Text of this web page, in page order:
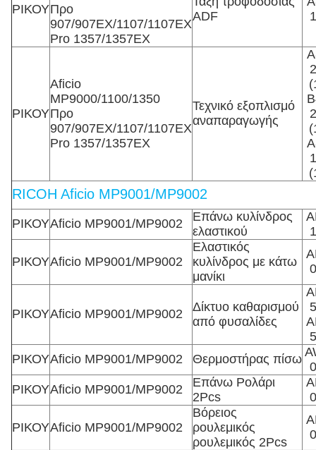
ΡΙΚΟΥΠρο
907/907EX/1107/1107EX
Pro 1357/1357EX
ADF
ΡΙΚΟΥ
Aficio
MP9000/1100/1350
Προ
907/907EX/1107/1107EX
Pro 1357/1357EX
Τεχνικό εξοπλισμό
αναπαραγωγής
RICOH Aficio MP9001/MP9002
ΡΙΚΟΥAficio MP9001/MP9002
Επάνω κυλίνδρος
ελαστικού
ΡΙΚΟΥAficio MP9001/MP9002
Ελαστικός
κυλίνδρος με κάτω
μανίκι
ΡΙΚΟΥAficio MP9001/MP9002
Δίκτυο καθαρισμού
από φυσαλίδες
ΡΙΚΟΥAficio MP9001/MP9002 Θερμοστήρας πίσω
ΡΙΚΟΥAficio MP9001/MP9002
Επάνω Ρολάρι
2Pcs
ΡΙΚΟΥAficio MP9001/MP9002
Βόρειος
ρουλεμικός
ρουλεμικός 2Pcs